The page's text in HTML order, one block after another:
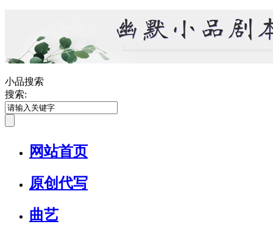
小品搜索
搜索:
网站首页
原创代写
曲艺